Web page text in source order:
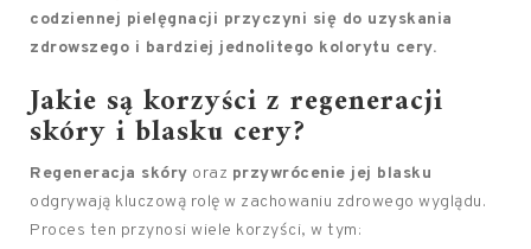
codziennej pielęgnacji przyczyni się do uzyskania
zdrowszego i bardziej jednolitego kolorytu cery.
Jakie są korzyści z regeneracji
skóry i blasku cery?
Regeneracja skóry oraz przywrócenie jej blasku
odgrywają kluczową rolę w zachowaniu zdrowego wyglądu.
Proces ten przynosi wiele korzyści, w tym: